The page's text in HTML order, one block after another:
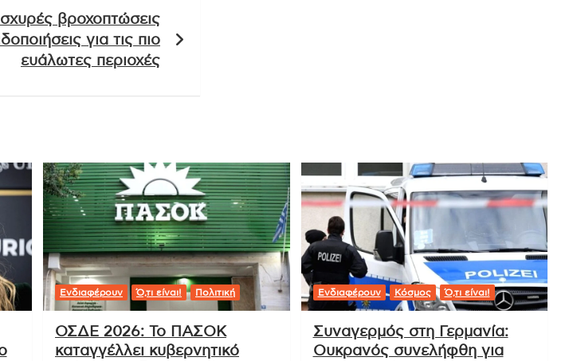
βροχοπτώσεις
για τις πιο
ευάλωτες περιοχές
Ενδιαφέρουν Ό,τι είναι! Πολιτική
ΟΣΔΕ 2026: Το ΠΑΣΟΚ
καταγγέλλει κυβερνητικό
Ενδιαφέρουν Κόσμος Ό,τι είναι!
Συναγερμός στη Γερμανία:
Ουκρανός συνελήφθη για